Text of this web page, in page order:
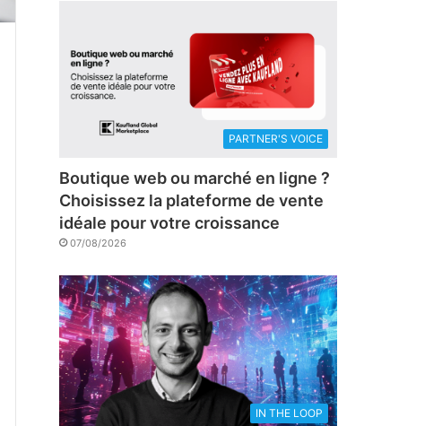
PARTNER'S VOICE
Boutique web ou marché en ligne ?
Choisissez la plateforme de vente
idéale pour votre croissance
07/08/2026
IN THE LOOP